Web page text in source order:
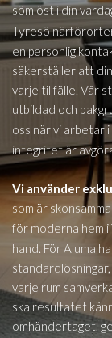
sömlöst i din
Tyresönärförorter
en personlig
säkerställer att
varje tillfälle. Vår
utbildad och
oss när vi arbetar
integritet är
Vi använder
som är
för moderna hem i
hand. För Aluma
varje rum
ska resultatet
omhändertaget,